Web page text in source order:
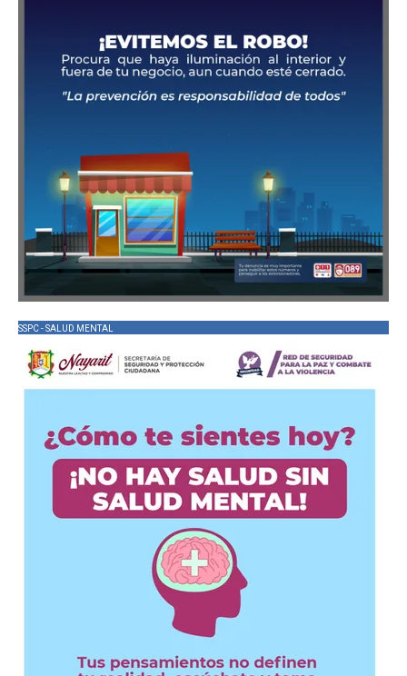
SSPC - SALUD MENTAL